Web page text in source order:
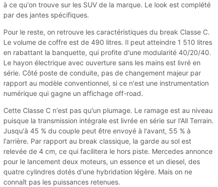
à ce qu'on trouve sur les SUV de la marque. Le look est complété
par des jantes spécifiques.
Pour le reste, on retrouve les caractéristiques du break Classe C.
Le volume de coffre est de 490 litres. Il peut atteindre 1 510 litres
en rabattant la banquette, qui profite d'une modularité 40/20/40.
Le hayon électrique avec ouverture sans les mains est livré en
série. Côté poste de conduite, pas de changement majeur par
rapport au modèle conventionnel, si ce n'est une instrumentation
numérique qui gagne un affichage off-road.
Cette Classe C n'est pas qu'un plumage. Le ramage est au niveau
puisque la transmission intégrale est livrée en série sur l'All Terrain.
Jusqu'à 45 % du couple peut être envoyé à l'avant, 55 % à
l'arrière. Par rapport au break classique, la garde au sol est
relevée de 4 cm, ce qui facilitera le hors piste. Mercedes annonce
pour le lancement deux moteurs, un essence et un diesel, des
quatre cylindres dotés d'une hybridation légère. Mais on ne
connaît pas les puissances retenues.